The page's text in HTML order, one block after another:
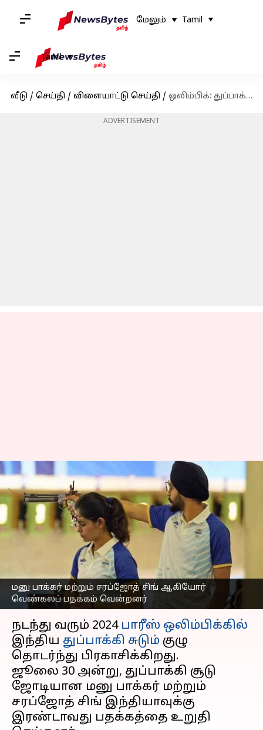
மேலும் Tamil
Tamil
வீடு / செய்தி / விளையாட்டு செய்தி / ஒலிம்பிக்: துப்பாக்கி சுடுதல் போட்டியில் மனு பாக்கர், சரப்ஜோத் சிங் இணை வெண்கல பதக்கம் வென்றனர்
ADVERTISEMENT
மனு பாக்கர் மற்றும் சரப்ஜோத் சிங் ஆகியோர்
வெண்கலப் பதக்கம் வென்றனர்
ஒலிம்பிக்: துப்பாக்கி
சுடுதல் போட்டியில் மனு
பாக்கர், சரப்ஜோத் சிங்
இணை வெண்கல பதக்கம்
வென்றனர்
Venkatalakshmi V Jul 30, 2024 01:33 pm
செய்தி முன்னோட்டம்
நடந்து வரும் 2024 பாரீஸ் ஒலிம்பிக்கில்
இந்திய துப்பாக்கி சுடும் குழு
தொடர்ந்து பிரகாசிக்கிறது.
ஜூலை 30 அன்று, துப்பாக்கி சூடு
ஜோடியான மனு பாக்கர் மற்றும்
சரப்ஜோத் சிங் இந்தியாவுக்கு
இரண்டாவது பதக்கத்தை உறுதி